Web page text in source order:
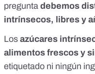
pregunta debemos
intrínsecos, libres y
Los azúcares
alimentos frescos y
etiquetado ni ningún